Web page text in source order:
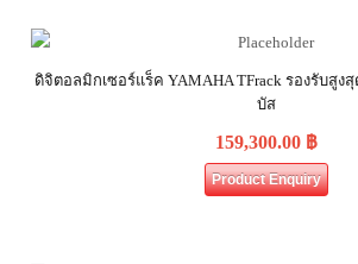
ดิจิตอลมิกเซอร์แร็ค YAMAHA TFrack รองรับสูง
บัส
159,300.00 ฿
Product Enquiry